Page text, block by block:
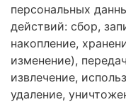
персональных
действий: сбор,
накопление,
изменение),
извлечение,
удаление,